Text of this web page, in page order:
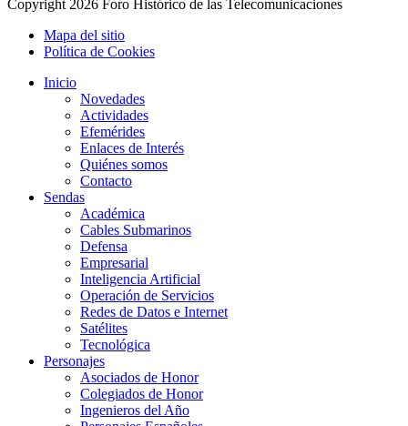
Copyright 2026 Foro Histórico de las Telecomunicaciones
Mapa del sitio
Política de Cookies
Inicio
Novedades
Actividades
Efemérides
Enlaces de Interés
Quiénes somos
Contacto
Sendas
Académica
Cables Submarinos
Defensa
Empresarial
Inteligencia Artificial
Operación de Servicios
Redes de Datos e Internet
Satélites
Tecnológica
Personajes
Asociados de Honor
Colegiados de Honor
Ingenieros del Año